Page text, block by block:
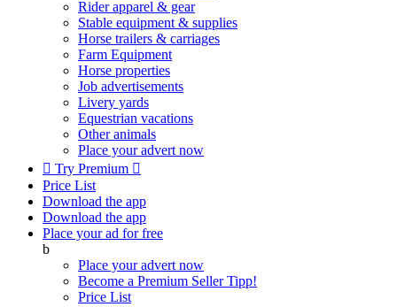
Rider apparel & gear
Stable equipment & supplies
Horse trailers & carriages
Farm Equipment
Horse properties
Job advertisements
Livery yards
Equestrian vacations
Other animals
Place your advert now
 Try Premium 
Price List
Download the app
Download the app
Place your ad for free
b
Place your advert now
Become a Premium SellerTipp!
Price List